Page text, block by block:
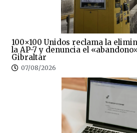
100×100 Unidos reclama la
la AP-7 y denuncia el
Gibraltar
07/08/2026